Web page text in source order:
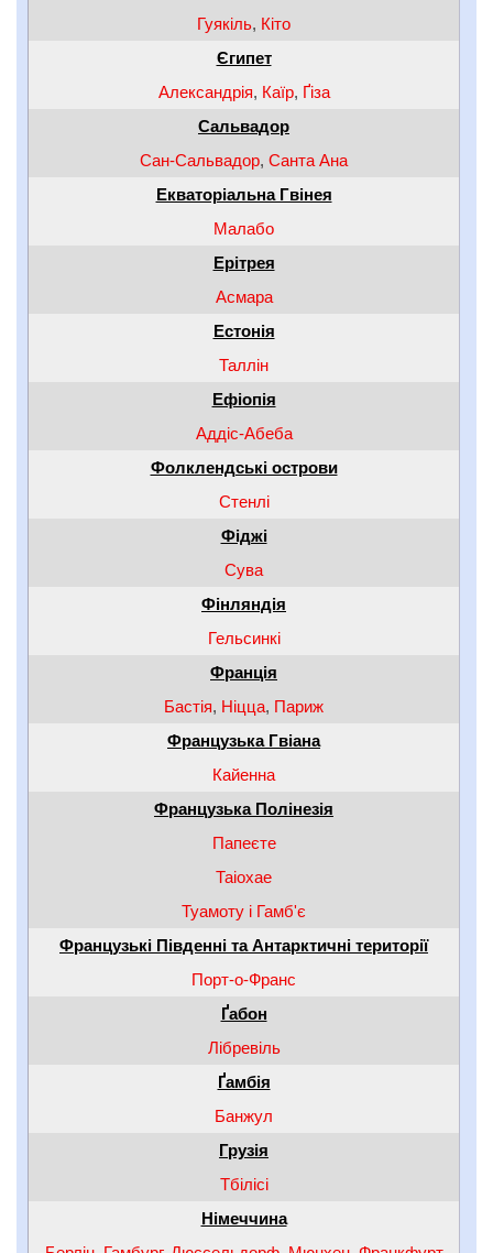
Гуякіль, Кіто
Єгипет
Александрія, Каїр, Ґіза
Сальвадор
Сан-Сальвадор, Санта Ана
Екваторіальна Гвінея
Малабо
Ерітрея
Асмара
Естонія
Таллін
Ефіопія
Аддіс-Абеба
Фолклендські острови
Стенлі
Фіджі
Сува
Фінляндія
Гельсинкі
Франція
Бастія, Ніцца, Париж
Французька Гвіана
Кайенна
Французька Полінезія
Папеєте
Таіохае
Туамоту і Гамб'є
Французькі Південні та Антарктичні території
Порт-о-Франс
Ґабон
Лібревіль
Ґамбія
Банжул
Грузія
Тбілісі
Німеччина